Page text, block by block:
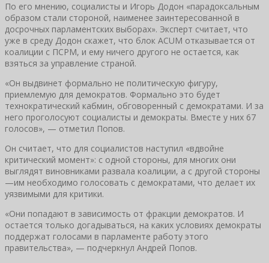
По его мнению, социалисты и Игорь Додон «парадоксальным
образом стали стороной, наименее заинтересованной в
досрочных парламентских выборах». Эксперт считает, что
уже в среду Додон скажет, что блок ACUM отказывается от
коалиции с ПСРМ, и ему ничего другого не остается, как
взяться за управление страной.
«Он выдвинет формально не политическую фигуру,
приемлемую для демократов. Формально это будет
технократический кабмин, обговоренный с демократами. И за
него проголосуют социалисты и демократы. Вместе у них 67
голосов», — отметил Попов.
Он считает, что для социалистов наступил «вдвойне
критический момент»: с одной стороны, для многих они
выглядят виновниками развала коалиции, а с другой стороны
—им необходимо голосовать с демократами, что делает их
уязвимыми для критики.
«Они попадают в зависимость от фракции демократов. И
остается только догадываться, на каких условиях демократы
поддержат голосами в парламенте работу этого
правительства», — подчеркнул Андрей Попов.